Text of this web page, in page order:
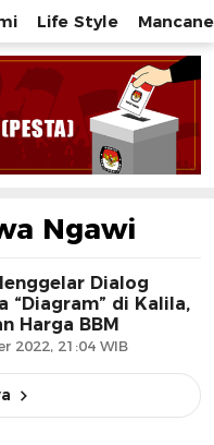
Life Style
Ngawi
Dialog
“Diagram” di Kalila,
Harga BBM
2022, 21:04 WIB